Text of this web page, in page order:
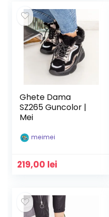
Ghete Dama
SZ265 Guncolor |
Mei
meimei
219,00 lei